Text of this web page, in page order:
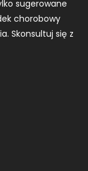
sugerowane
chorobowy
Skonsultuj się z